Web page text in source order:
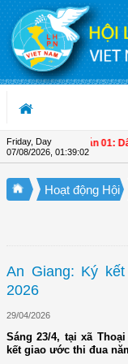
Skip to Content
Friday, Day
07/08/2026, 01:39:03
hàng | Đề án 01: Dấu
Hoạt động Hội
An Giang: Ký
2026
29/04/2026
Sáng 23/4, tại xã
kết giao ước thi đua